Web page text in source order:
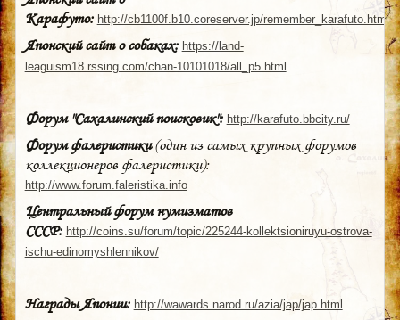
Карафуто: http://cb1100f.b10.coreserver.jp/remember_karafuto.html
Японский сайт о собаках: https://land-
leaguism18.rssing.com/chan-10101018/all_p5.html
Форум "Сахалинский поисковик": http://karafuto.bbcity.ru/
Форум фалеристики(один из самых крупных форумов
коллекционеров фалеристики):
http://www.forum.faleristika.info
Центральный форум нумизматов
СССР: http://coins.su/forum/topic/225244-kollektsioniruyu-ostrova-
ischu-edinomyshlennikov/
Награды Японии: http://wawards.narod.ru/azia/jap/jap.html